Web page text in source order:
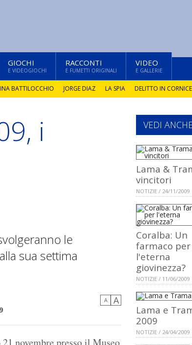
GIOCHI
E VIDEOGIOCHI
RACCONTI
E FUMETTI ORIGINALI
VIDEO
E GALLERIE
BATTILOCCHIO JORGE DIAZ LA SPIA DELITTO IN CORNICE
i
le
sua settima
A A
VEDI ANCHE
Lama &
vincitori
NOTIZIE / 24/11/2009
Coralba: Un
farmaco per
l'eterna
giovinezza?
NOTIZIE / 11/06/2009
Lama e
2009
NOTIZIE / 24/04/2009